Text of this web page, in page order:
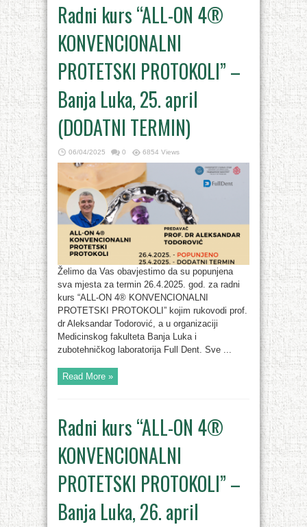
Radni kurs “ALL-ON 4®
KONVENCIONALNI
PROTETSKI PROTOKOLI” –
Banja Luka, 25. april
(DODATNI TERMIN)
06/04/2025 0 6854 Views
Želimo da Vas obavjestimo da su popunjena
sva mjesta za termin 26.4.2025. god. za radni
kurs “ALL-ON 4® KONVENCIONALNI
PROTETSKI PROTOKOLI” kojim rukovodi prof.
dr Aleksandar Todorović, a u organizaciji
Medicinskog fakulteta Banja Luka i
zubotehničkog laboratorija Full Dent. Sve ...
Read More »
Radni kurs “ALL-ON 4®
KONVENCIONALNI
PROTETSKI PROTOKOLI” –
Banja Luka, 26. april